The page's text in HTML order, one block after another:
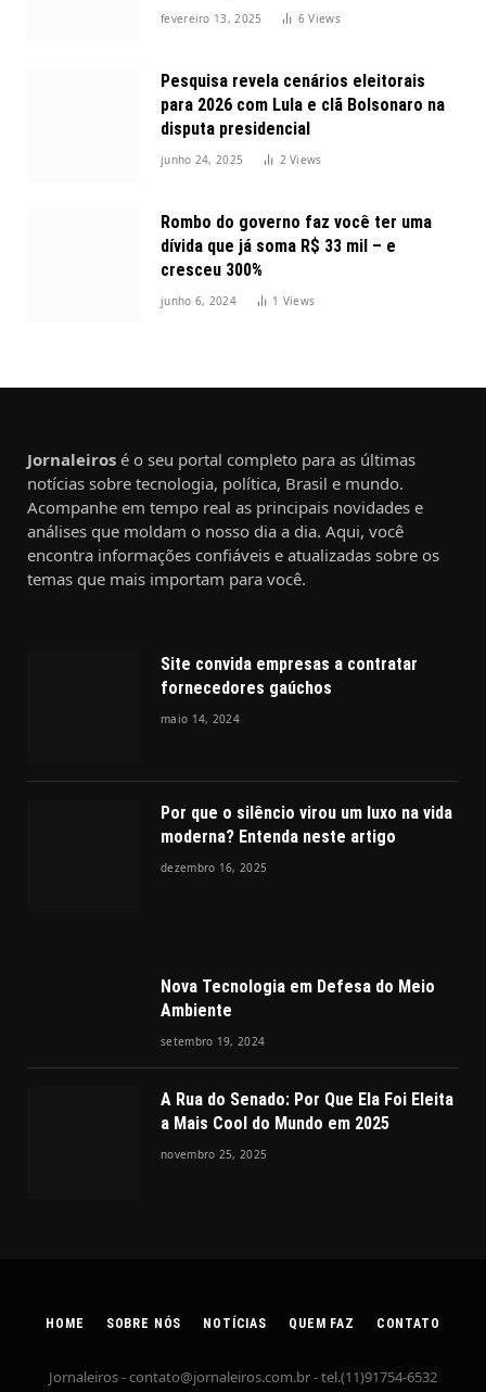
2025
fevereiro 13, 2025 6Views
Pesquisa revela cenários eleitorais
para 2026 com Lula e clã Bolsonaro na
disputa presidencial
junho 24, 2025 2Views
Rombo do governo faz você ter uma
dívida que já soma R$ 33 mil – e
cresceu 300%
junho 6, 2024 1 Views
Jornaleiros é o seu portal completo para as últimas
notícias sobre tecnologia, política, Brasil e mundo.
Acompanhe em tempo real as principais novidades e
análises que moldam o nosso dia a dia. Aqui, você
encontra informações confiáveis e atualizadas sobre os
temas que mais importam para você.
Site convida empresas a contratar
fornecedores gaúchos
maio 14, 2024
Por que o silêncio virou um luxo na vida
moderna? Entenda neste artigo
dezembro 16, 2025
Nova Tecnologia em Defesa do Meio
Ambiente
setembro 19, 2024
A Rua do Senado: Por Que Ela Foi Eleita
a Mais Cool do Mundo em 2025
novembro 25, 2025
HOME SOBRE NÓS NOTÍCIAS QUEM FAZ CONTATO
Jornaleiros -contato@jornaleiros.com.br- tel.(11)91754-6532